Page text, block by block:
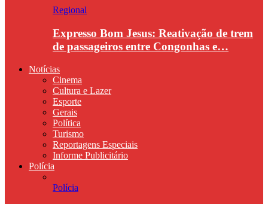
Regional
Expresso Bom Jesus: Reativação de trem
de passageiros entre Congonhas e…
Notícias
Cinema
Cultura e Lazer
Esporte
Gerais
Política
Turismo
Reportagens Especiais
Informe Publicitário
Polícia
Polícia